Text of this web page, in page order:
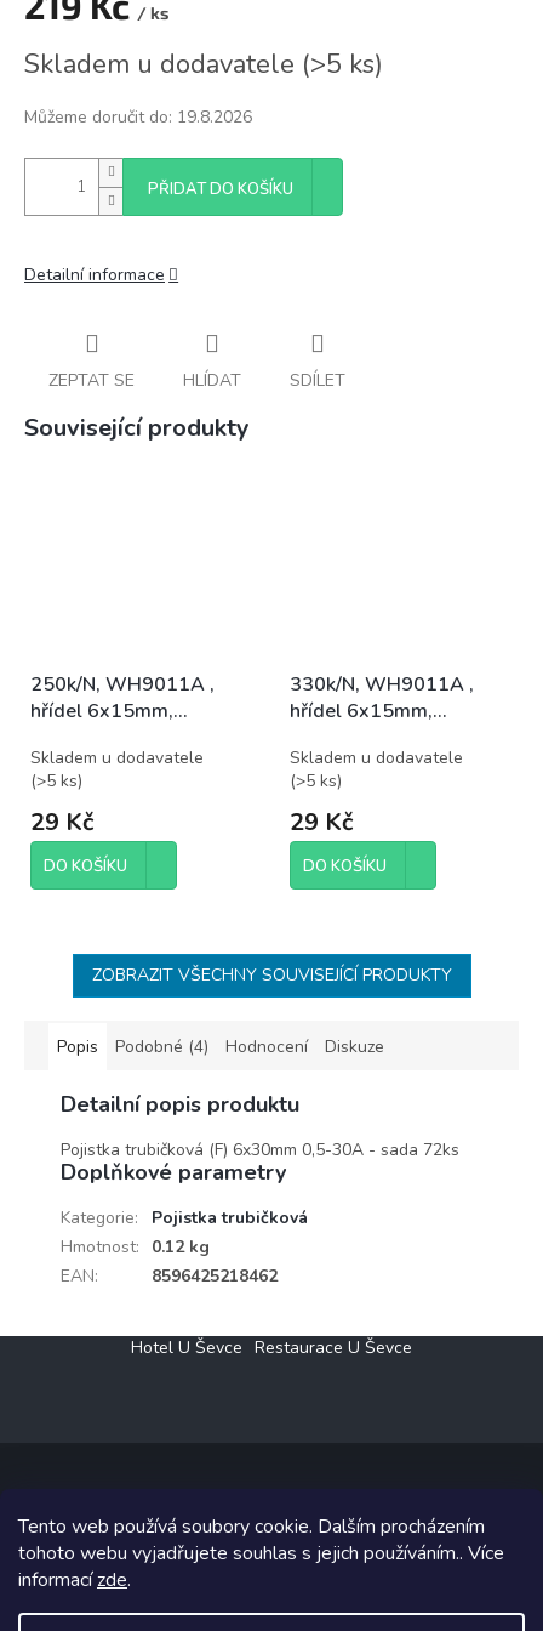
Tento web používá soubory cookie. Dalším procházením
tohoto webu vyjadřujete souhlas s jejich používáním.. Více
informacízde.
/ ks
cena:
Skladem u dodavatele (>5 ks)
Můžeme doručit do: 19.8.2026
PŘIDAT DO KOŠÍKU
Detailní informace
ZEPTAT SE HLÍDAT SDÍLET
Související produkty
250k/N, WH9011A ,
hřídel 6x15mm,
Skladem u dodavatele
(>5 ks)
29 Kč
DO KOŠÍKU
330k/N, WH9011A ,
hřídel 6x15mm,
Skladem u dodavatele
(>5 ks)
29 Kč
DO KOŠÍKU
ZOBRAZIT VŠECHNY SOUVISEJÍCÍ PRODUKTY
Popis Podobné (4) Hodnocení Diskuze
Detailní popis produktu
Pojistka trubičková (F) 6x30mm 0,5-30A - sada 72ks
Doplňkové parametry
Kategorie:
Pojistka trubičková
Hmotnost:
0.12 kg
EAN: 8596425218462
Hotel U Ševce Restaurace U Ševce
Copyright 2026Elektro Klesný s.r.o.. Všechna práva vyhrazena.
Grafický návrh vytvořil a na Shoptet implementoval
Shoptetak.cz.